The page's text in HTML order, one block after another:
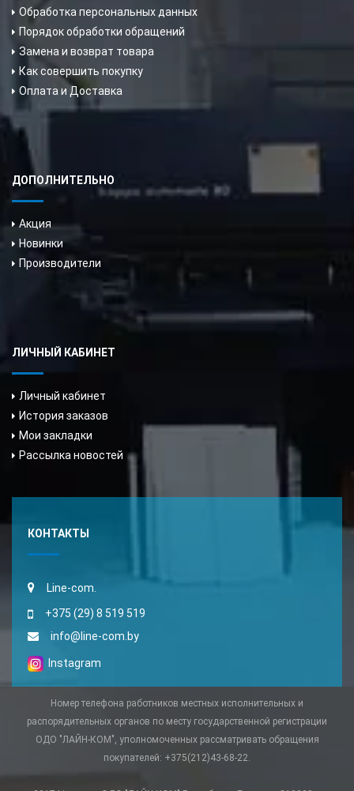
Обработка персональных данных
Порядок обработки обращений
Замена и возврат товара
Как совершить покупку
Оплата и Доставка
ДОПОЛНИТЕЛЬНО
Акция
Новинки
Производители
ЛИЧНЫЙ КАБИНЕТ
Личный кабинет
История заказов
Мои закладки
Рассылка новостей
КОНТАКТЫ
Line-com.
+375 (29) 8 519 519
info@line-com.by
Instagram
Номер телефона работников местных исполнительных и
распорядительных органов по месту государственной регистрации
ОДО "ЛАЙН-КОМ", уполномоченных рассматривать обращения
покупателей: +375(212)43-68-22.